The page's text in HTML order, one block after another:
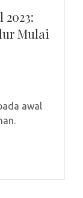
Mulai
awal